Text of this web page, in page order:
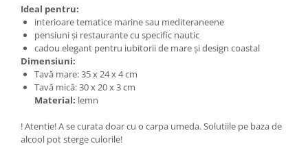
Ideal pentru:
interioare tematice marine sau mediteraneene
pensiuni și restaurante cu specific nautic
cadou elegant pentru iubitorii de mare și design coastal
Dimensiuni:
Tavă mare: 35 x 24 x 4 cm
Tavă mică: 30 x 20 x 3 cm
Material: lemn
! Atentie! A se curata doar cu o carpa umeda. Solutiile pe baza de
alcool pot sterge culorile!